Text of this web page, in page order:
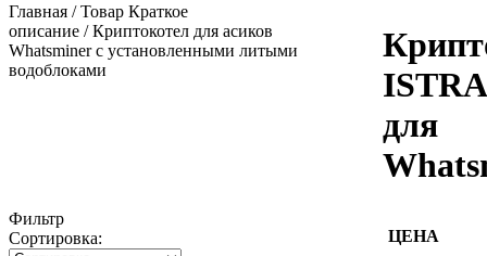
Главная / Товар Краткое
описание / Криптокотел для асиков
Whatsminer с установленными литыми
водоблоками
для
Фильтр
Сортировка:
ЦЕНА